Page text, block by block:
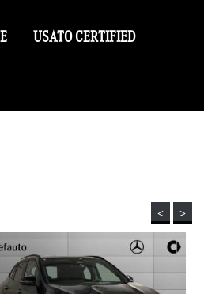
USATO CERTIFIED
< >